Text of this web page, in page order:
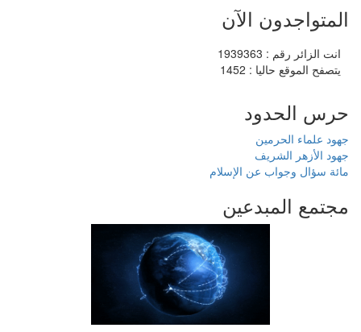
المتواجدون الآن
انت الزائر رقم : 1939363
يتصفح الموقع حاليا : 1452
حرس الحدود
جهود علماء الحرمين
جهود الأزهر الشريف
مائة سؤال وجواب عن الإسلام
مجتمع المبدعين